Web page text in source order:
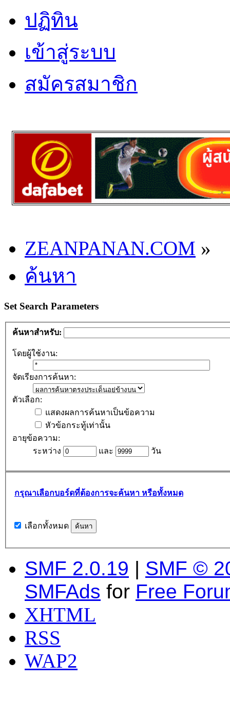
ปฏิทิน
เข้าสู่ระบบ
สมัครสมาชิก
ZEANPANAN.COM »
ค้นหา
Set Search Parameters
ค้นหาสำหรับ:
โดยผู้ใช้งาน:
จัดเรียงการค้นหา:
ตัวเลือก:
แสดงผลการค้นหาเป็นข้อความ
หัวข้อกระทู้เท่านั้น
อายุข้อความ:
ระหว่าง
และ วัน
กรุณาเลือกบอร์ดที่ต้องการจะค้นหา หรือทั้งหมด
เลือกทั้งหมด
SMF 2.0.19 | SMF ©
SMFAds for Free
XHTML
RSS
WAP2